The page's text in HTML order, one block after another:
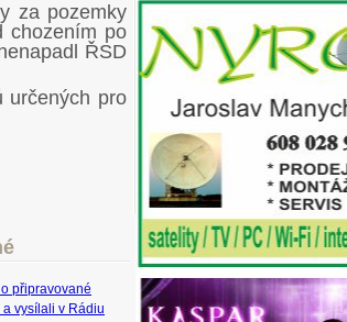
za pozemky
chozením po
ŘSD
určených pro
připravované
a vysílali v Rádiu